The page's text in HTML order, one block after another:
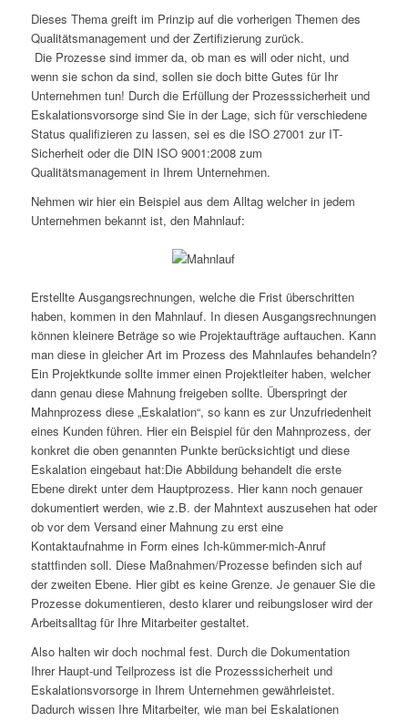
Dieses Thema greift im Prinzip auf die vorherigen Themen des
Qualitätsmanagement und der Zertifizierung zurück.
Die Prozesse sind immer da, ob man es will oder nicht, und
wenn sie schon da sind, sollen sie doch bitte Gutes für Ihr
Unternehmen tun! Durch die Erfüllung der Prozesssicherheit und
Eskalationsvorsorge sind Sie in der Lage, sich für verschiedene
Status qualifizieren zu lassen, sei es die ISO 27001 zur IT-
Sicherheit oder die DIN ISO 9001:2008 zum
Qualitätsmanagement in Ihrem Unternehmen.
Nehmen wir hier ein Beispiel aus dem Alltag welcher in jedem
Unternehmen bekannt ist, den Mahnlauf:
Erstellte Ausgangsrechnungen, welche die Frist überschritten
haben, kommen in den Mahnlauf. In diesen Ausgangsrechnungen
können kleinere Beträge so wie Projektaufträge auftauchen. Kann
man diese in gleicher Art im Prozess des Mahnlaufes behandeln?
Ein Projektkunde sollte immer einen Projektleiter haben, welcher
dann genau diese Mahnung freigeben sollte. Überspringt der
Mahnprozess diese „Eskalation“, so kann es zur Unzufriedenheit
eines Kunden führen. Hier ein Beispiel für den Mahnprozess, der
konkret die oben genannten Punkte berücksichtigt und diese
Eskalation eingebaut hat:Die Abbildung behandelt die erste
Ebene direkt unter dem Hauptprozess. Hier kann noch genauer
dokumentiert werden, wie z.B. der Mahntext auszusehen hat oder
ob vor dem Versand einer Mahnung zu erst eine
Kontaktaufnahme in Form eines Ich-kümmer-mich-Anruf
stattfinden soll. Diese Maßnahmen/Prozesse befinden sich auf
der zweiten Ebene. Hier gibt es keine Grenze. Je genauer Sie die
Prozesse dokumentieren, desto klarer und reibungsloser wird der
Arbeitsalltag für Ihre Mitarbeiter gestaltet.
Also halten wir doch nochmal fest. Durch die Dokumentation
Ihrer Haupt-und Teilprozess ist die Prozesssicherheit und
Eskalationsvorsorge in Ihrem Unternehmen gewährleistet.
Dadurch wissen Ihre Mitarbeiter, wie man bei Eskalationen